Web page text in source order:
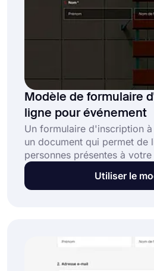
Modèle de formulaire
ligne pour événement
Un formulaire d'inscription
un document qui permet de
personnes présentes à
recueillir d'autres
modèle gratuit de formulaire
Utiliser le